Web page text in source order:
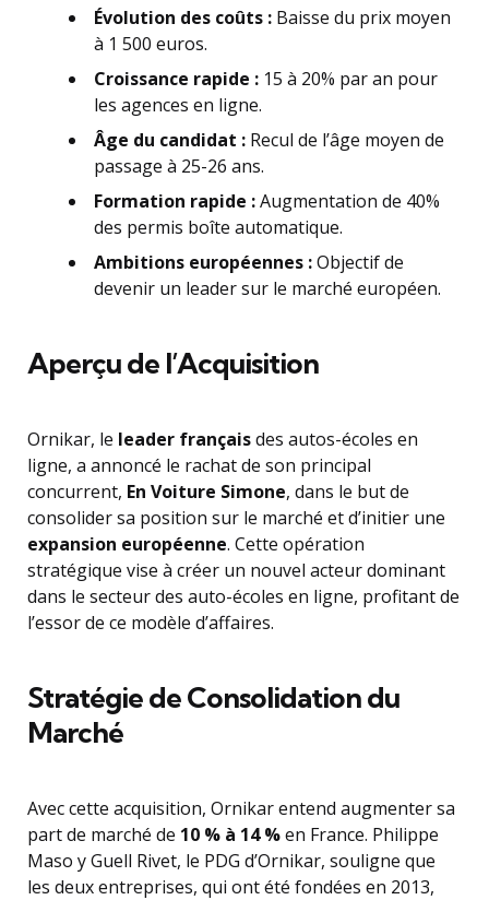
Évolution des coûts : Baisse du prix moyen
à 1 500 euros.
Croissance rapide : 15 à 20% par an pour
les agences en ligne.
Âge du candidat : Recul de l’âge moyen de
passage à 25-26 ans.
Formation rapide :Augmentation de 40%
des permis boîte automatique.
Ambitions européennes :Objectif de
devenir un leader sur le marché européen.
Aperçu de l’Acquisition
Ornikar, le leader françaisdes autos-écoles en
ligne, a annoncé le rachat de son principal
concurrent, En Voiture Simone, dans le but de
consolider sa position sur le marché et d’initier une
expansion européenne. Cette opération
stratégique vise à créer un nouvel acteur dominant
dans le secteur des auto-écoles en ligne, profitant de
l’essor de ce modèle d’affaires.
Stratégie de Consolidation du
Marché
Avec cette acquisition, Ornikar entend augmenter sa
part de marché de 10 % à 14 %en France. Philippe
Maso y Guell Rivet, le PDG d’Ornikar, souligne que
les deux entreprises, qui ont été fondées en 2013,